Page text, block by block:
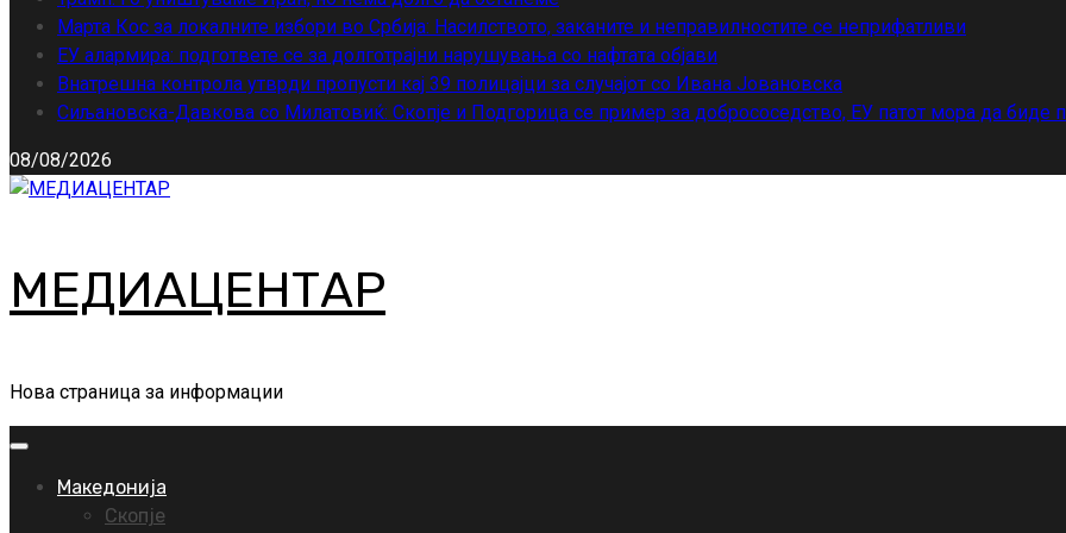
Марта Кос за локалните избори во Србија: Насилството, заканите и неправилностите се неприфатливи
ЕУ алармира: подгответе се за долготрајни нарушувања со нафтата објави
Внатрешна контрола утврди пропусти кај 39 полицајци за случајот со Ивана Јовановска
Сиљановска-Давкова со Милатовиќ: Скопје и Подгорица се пример за добрососедство, ЕУ патот мора да биде
08/08/2026
МЕДИАЦЕНТАР
Нова страница за информации
Primary
Македонија
Скопје